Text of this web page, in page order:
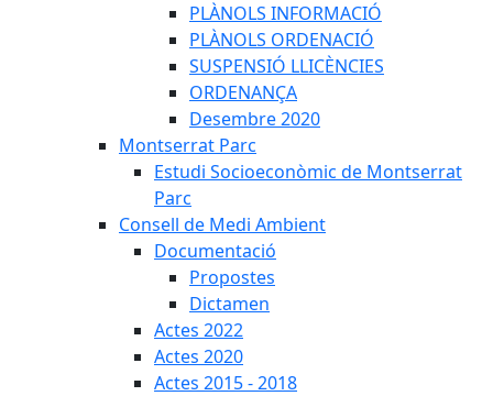
PLÀNOLS INFORMACIÓ
PLÀNOLS ORDENACIÓ
SUSPENSIÓ LLICÈNCIES
ORDENANÇA
Desembre 2020
Montserrat Parc
Estudi Socioeconòmic de Montserrat
Parc
Consell de Medi Ambient
Documentació
Propostes
Dictamen
Actes 2022
Actes 2020
Actes 2015 - 2018